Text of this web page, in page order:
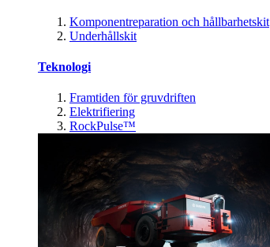
Komponentreparation och hållbarhetskit
Underhållskit
Teknologi
Framtiden för gruvdriften
Elektrifiering
RockPulse™